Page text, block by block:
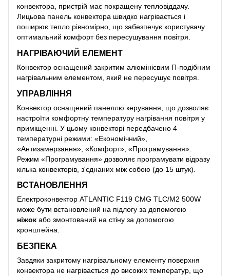
конвектора, пристрій має покращену тепловіддачу.
Лицьова панель конвектора швидко нагрівається і
поширює тепло рівномірно, що забезпечує користувачу
оптимальний комфорт без пересушування повітря.
НАГРІВАЮЧИЙ ЕЛЕМЕНТ
Конвектор оснащений закритим алюмінієвим П-подібним
нагрівальним елементом, який не пересушує повітря.
УПРАВЛІННЯ
Конвектор оснащений панеллю керування, що дозволяє
настроїти комфортну температуру нагрівання повітря у
приміщенні. У цьому конвекторі передбачено 4
температурні режими: «Економічний»,
«Антизамерзання», «Комфорт», «Програмування».
Режим «Програмування» дозволяє програмувати відразу
кілька конвекторів, з'єднаних між собою (до 15 штук).
ВСТАНОВЛЕННЯ
Електроконвектор ATLANTIC F119 CMG TLC/M2 500W
може бути встановлений на підлогу за допомогою
ніжок або змонтований на стіну за допомогою
кронштейна.
БЕЗПЕКА
Завдяки закритому нагрівальному елементу поверхня
конвектора не нагрівається до високих температур, що